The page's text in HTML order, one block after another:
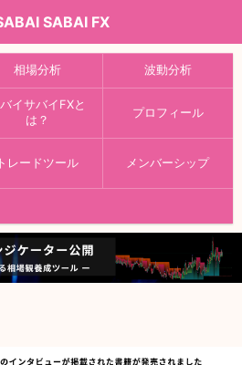
SABAI FX
相場分析 波動分析
イサバイFXと
は？
プロフィール
トレードツール メンバーシップ